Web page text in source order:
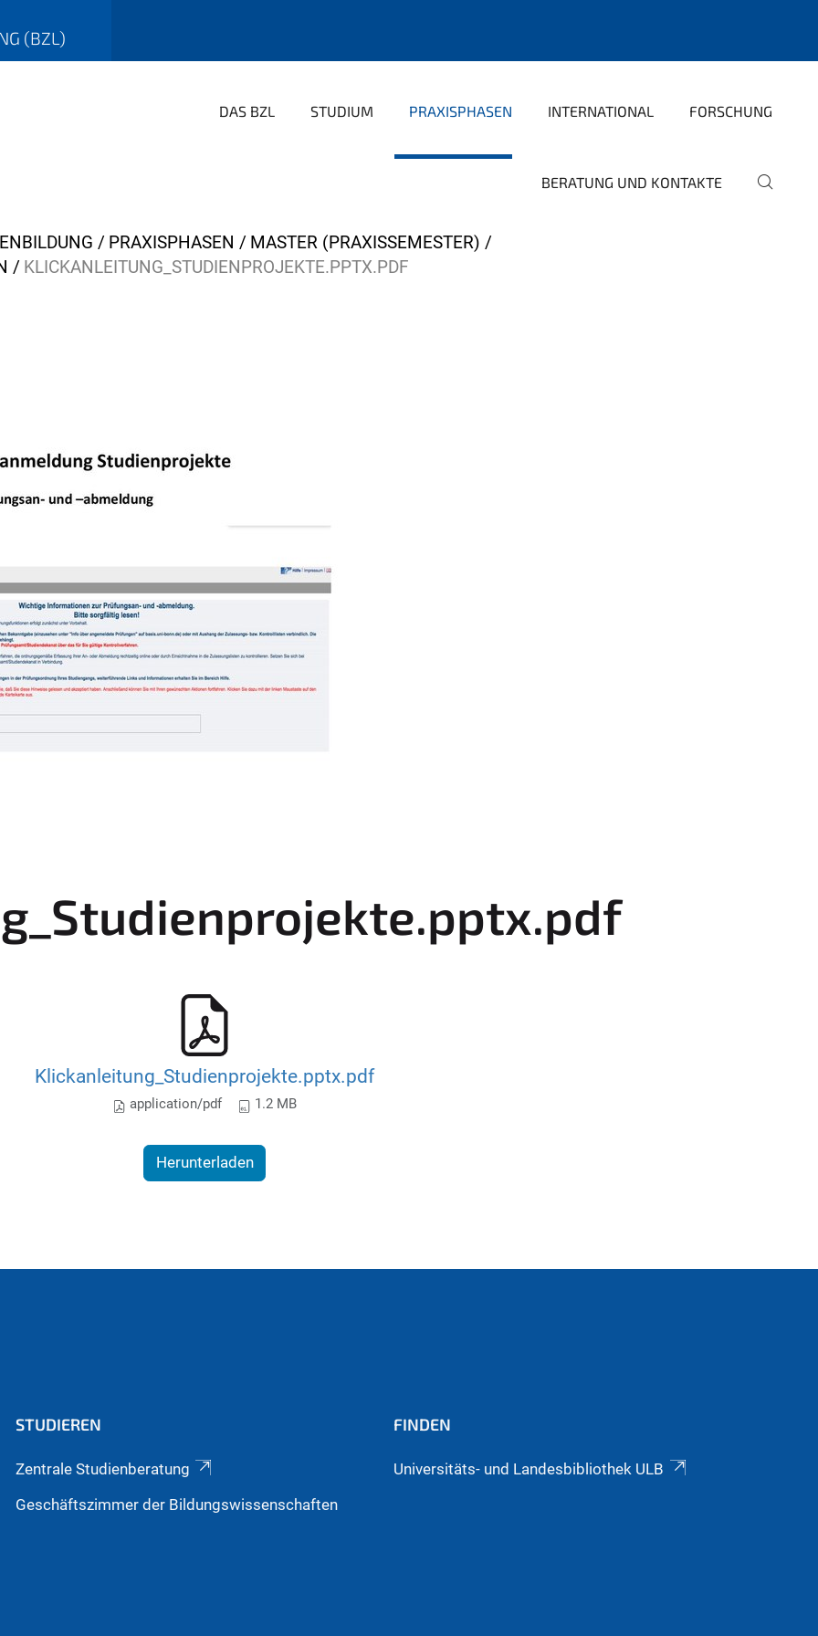
(BZL)
DAS BZL STUDIUM PRAXISPHASEN INTERNATIONAL FORSCHUNG
BERATUNG UND KONTAKTE
PRAXISPHASEN
MASTER (PRAXISSEMESTER)
KLICKANLEITUNG_STUDIENPROJEKTE.PPTX.PDF
Klickanleitung_Studienprojekte.pptx.pdf
application/pdf 1.2 MB
Herunterladen
STUDIEREN
Zentrale Studienberatung
Geschäftszimmer der Bildungswissenschaften
FINDEN
Universitäts- und Landesbibliothek ULB